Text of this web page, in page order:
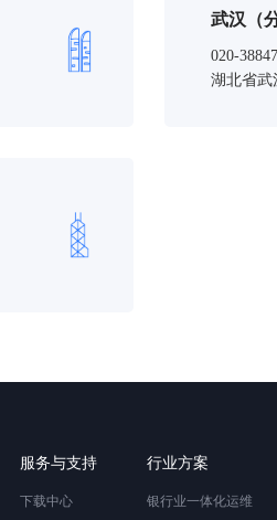
武汉（
020-
湖北省武
服务与支持
下载中心
行业方案
银行业一体化运维